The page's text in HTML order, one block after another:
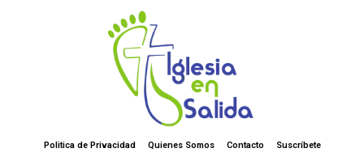
Politica de Privacidad Quienes Somos Contacto Suscríbete